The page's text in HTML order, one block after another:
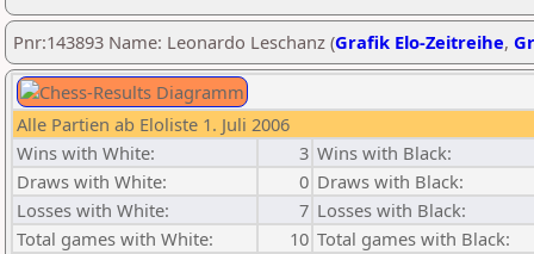
Pnr:143893 Name: Leonardo Leschanz (Grafik Elo-Zeitreihe,
Alle Partien ab Eloliste 1. Juli 2006
Wins with White:
3 Wins with Black:
Draws with White:
0 Draws with Black:
Losses with White:
7 Losses with Black:
Total games with White:
10 Total games with Black: